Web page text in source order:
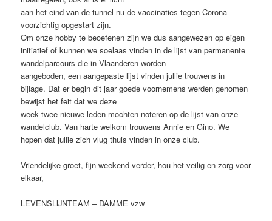
aan het eind van de tunnel nu de vaccinaties tegen Corona
voorzichtig opgestart zijn.
Om onze hobby te beoefenen zijn we dus aangewezen op eigen
initiatief of kunnen we soelaas vinden in de lijst van permanente
wandelparcours die in Vlaanderen worden
aangeboden, een aangepaste lijst vinden jullie trouwens in
bijlage. Dat er begin dit jaar goede voornemens werden genomen
bewijst het feit dat we deze
week twee nieuwe leden mochten noteren op de lijst van onze
wandelclub. Van harte welkom trouwens Annie en Gino. We
hopen dat jullie zich vlug thuis vinden in onze club.
Vriendelijke groet, fijn weekend verder, hou het veilig en zorg voor
elkaar,
LEVENSLIJNTEAM – DAMME vzw